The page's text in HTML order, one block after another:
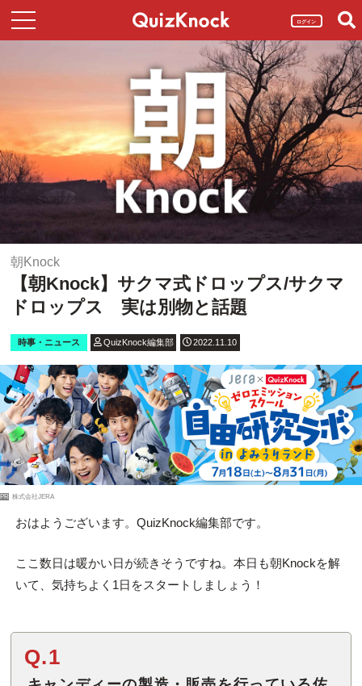
ログイン
朝Knock
【朝Knock】サクマ式ドロップス/サクマ
ドロップス 実は別物と話題
時事・ニュース QuizKnock編集部 2022.11.10
PR 株式会社JERA
おはようございます。QuizKnock編集部です。
ここ数日は暖かい日が続きそうですね。本日も朝Knockを解
いて、気持ちよく1日をスタートしましょう！
Q.1